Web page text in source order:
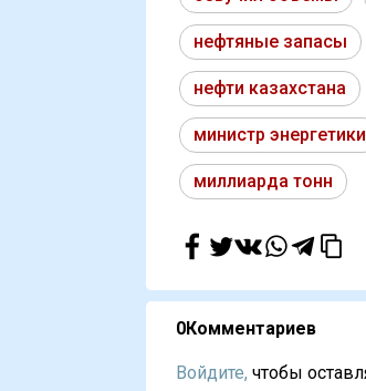
нефтяные запасы
нефти казахстана
министр энергетики
миллиарда тонн
0Комментариев
Войдите, чтобы